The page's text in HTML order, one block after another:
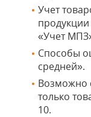
Учет
«Учет
Способы
средней».
Возможно
только
10.